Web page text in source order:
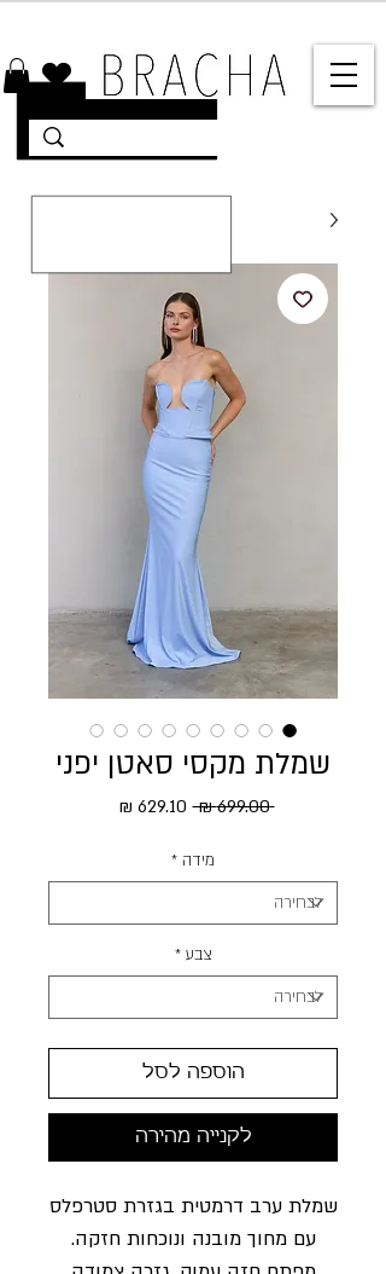
שמלת מקסי סאטן יפני
‏699.00 ‏₪ מחיר רגיל
מידה *
צבע *
הוספה לסל
לקנייה מהירה
שמלת ערב דרמטית בגזרת סטרפלס
עם מחוך מובנה ונוכחות חזקה.